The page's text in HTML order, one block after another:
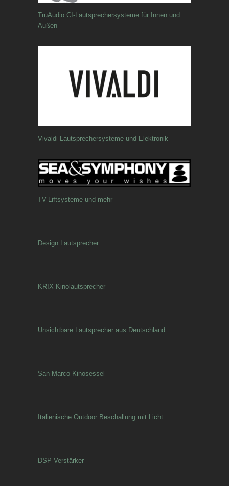
TruAudio CI-Lautsprechersysteme für Innen und
Außen
Vivaldi Lautsprechersysteme und Elektronik
TV-Liftsysteme und mehr
Design Lautsprecher
KRIX Kinolautsprecher
Unsichtbare Lautsprecher aus Deutschland
San Marco Kinosessel
Italienische Outdoor Beschallung mit Licht
DSP-Verstärker